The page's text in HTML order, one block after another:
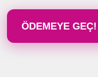
ÖDEMEYE GEÇ!